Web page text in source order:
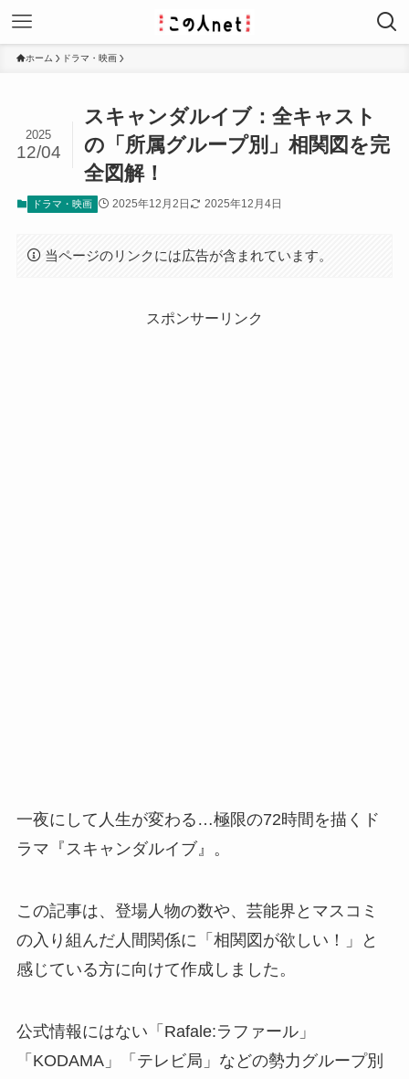
ホーム ドラマ・映画
スキャンダルイブ：全キャスト
の「所属グループ別」相関図を完
全図解！
2025
12/04
ドラマ・映画 2025年12月2日 2025年12月4日
当ページのリンクには広告が含まれています。
スポンサーリンク
一夜にして人生が変わる…極限の72時間を描くド
ラマ『スキャンダルイブ』。
この記事は、登場人物の数や、芸能界とマスコミ
の入り組んだ人間関係に「相関図が欲しい！」と
感じている方に向けて作成しました。
公式情報にはない「Rafale:ラファール」
「KODAMA」「テレビ局」などの勢力グループ別